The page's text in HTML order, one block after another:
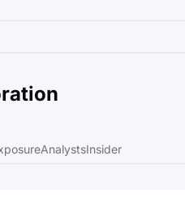
AnalystsInsider